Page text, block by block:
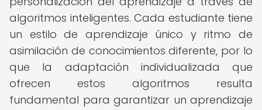
algoritmos inteligentes. Cada estudiante tiene
un estilo de aprendizaje único y ritmo de
asimilación de conocimientos diferente, por lo
que la adaptación individualizada que
ofrecen estos algoritmos resulta
fundamental para garantizar un aprendizaje